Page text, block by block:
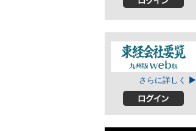
東経会社要覧web
さらに詳しく ▶
ログイン